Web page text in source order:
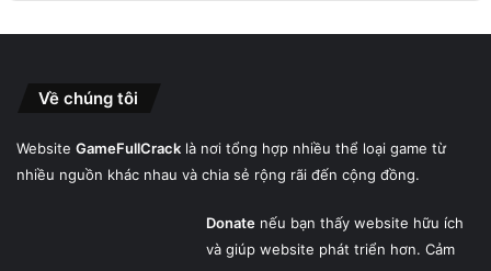
Về chúng tôi
Website GameFullCrack là nơi tổng hợp nhiều thể loại game từ
nhiều nguồn khác nhau và chia sẻ rộng rãi đến cộng đồng.
Donatenếu bạn thấy website hữu ích
và giúp website phát triển hơn. Cảm